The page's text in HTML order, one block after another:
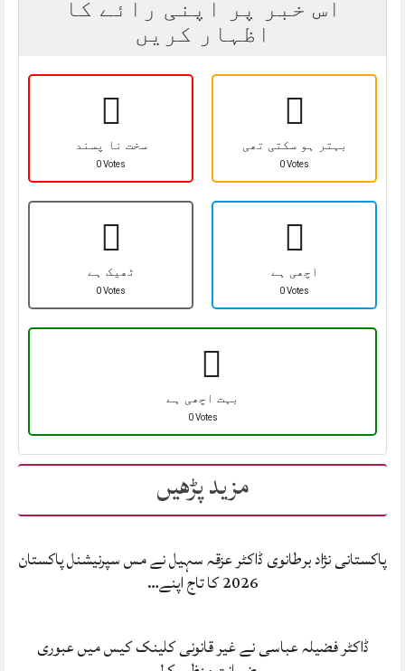
اس خبر پر اپنی رائے کا
اظہار کریں
سخت نا پسند
0 Votes
بہتر ہو سکتی تھی
0 Votes
ٹھیک ہے
0 Votes
اچھی ہے
0 Votes
بہت اچھی ہے
0 Votes
مزید پڑھیں
پاکستانی نژاد برطانوی ڈاکٹر عزقہ سہیل نے مس ​​سپرنیشنل پاکستان
2026 کا تاج اپنے…
ڈاکٹر فضیلہ عباسی نے غیر قانونی کلینک کیس میں عبوری